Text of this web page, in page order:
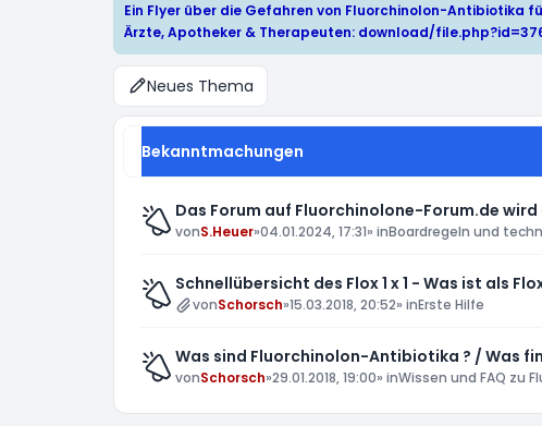
Ein Flyer über die Gefahren von Fluorchinolon-Antibiotika
Ärzte, Apotheker & Therapeuten: download/
Neues Thema
Bekanntmachungen
Das Forum auf Fluorchinolone-Forum.de
vonS.Heuer»04.01.2024, 17:31» inBoardregeln und
Schnellübersicht des Flox 1 x 1 - Was ist als
vonSchorsch»15.03.2018, 20:52» inErste Hilfe
Was sind Fluorchinolon-Antibiotika ? / Was
vonSchorsch»29.01.2018, 19:00» inWissen und FAQ zu